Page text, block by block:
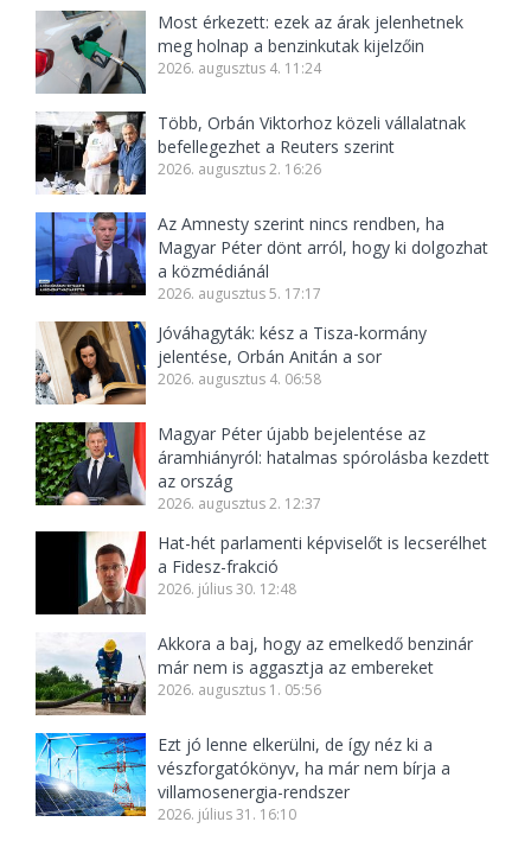
Most érkezett: ezek az árak jelenhetnek
meg holnap a benzinkutak kijelzőin
2026. augusztus 4. 11:24
Több, Orbán Viktorhoz közeli vállalatnak
befellegezhet a Reuters szerint
2026. augusztus 2. 16:26
Az Amnesty szerint nincs rendben, ha
Magyar Péter dönt arról, hogy ki dolgozhat
a közmédiánál
2026. augusztus 5. 17:17
Jóváhagyták: kész a Tisza-kormány
jelentése, Orbán Anitán a sor
2026. augusztus 4. 06:58
Magyar Péter újabb bejelentése az
áramhiányról: hatalmas spórolásba kezdett
az ország
2026. augusztus 2. 12:37
Hat-hét parlamenti képviselőt is lecserélhet
a Fidesz-frakció
2026. július 30. 12:48
Akkora a baj, hogy az emelkedő benzinár
már nem is aggasztja az embereket
2026. augusztus 1. 05:56
Ezt jó lenne elkerülni, de így néz ki a
vészforgatókönyv, ha már nem bírja a
villamosenergia-rendszer
2026. július 31. 16:10